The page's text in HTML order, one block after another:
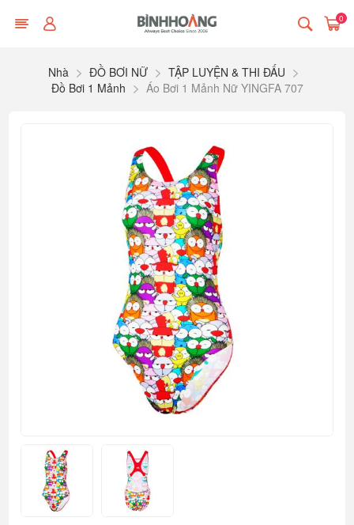
0
Nhà ĐỒ BƠI NỮ
TẬP LUYỆN & THI ĐẤU
Đồ Bơi 1 Mảnh
Áo Bơi 1 Mảnh Nữ YINGFA 707